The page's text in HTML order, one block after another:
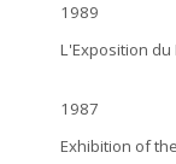
1989
L'Exposition du
1987
Exhibition of